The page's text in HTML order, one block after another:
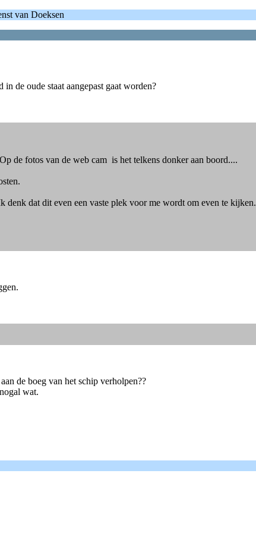
van Doeksen
de oude staat aangepast gaat worden?
de fotos van de web cam is het telkens donker aan boord....
dat dit even een vaste plek voor me wordt om even te kijken.
de boeg van het schip verholpen??
wat.